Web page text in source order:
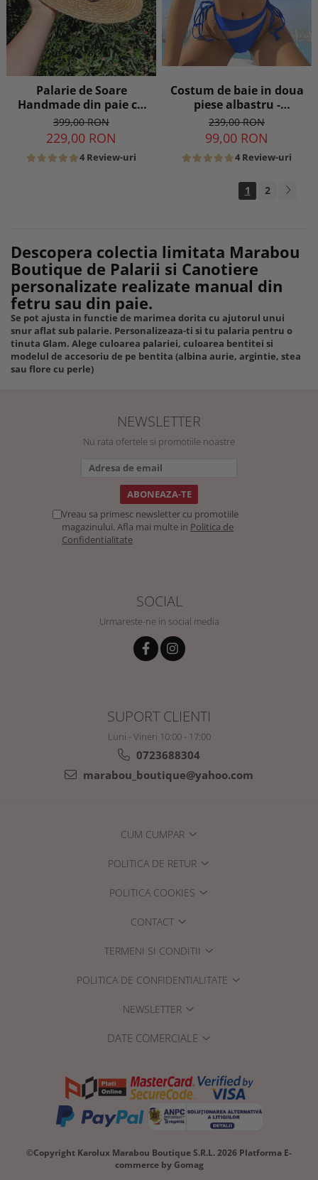
Palarie de Soare
Handmade din paie cu
Bor Lat si bentita
colorata detasabila
399,00 RON
229,00 RON
4 Review-uri
Costum de baie in doua
piese albastru -
transparent
239,00 RON
99,00 RON
4 Review-uri
1 2
Descopera colectia limitata Marabou
Boutique de Palarii si Canotiere
personalizate realizate manual din
fetru sau din paie.
Se pot ajusta in functie de marimea dorita cu ajutorul unui
snur aflat sub palarie. Personalizeaza-ti si tu palaria pentru o
tinuta Glam. Alege culoarea palariei, culoarea bentitei si
modelul de accesoriu de pe bentita (albina aurie, argintie, stea
sau flore cu perle)
NEWSLETTER
Nu rata ofertele si promotiile noastre
Vreau sa primesc newsletter cu promotiile
magazinului. Afla mai multe in Politica de
Confidentialitate
SOCIAL
Urmareste-ne in social media
SUPORT CLIENTI
Luni - Vineri 10:00 - 17:00
0723688304
marabou_boutique@yahoo.com
CUM CUMPAR
POLITICA DE RETUR
POLITICA COOKIES
CONTACT
TERMENI SI CONDITII
POLITICA DE CONFIDENTIALITATE
NEWSLETTER
DATE COMERCIALE
©Copyright Karolux Marabou Boutique S.R.L. 2026 Platforma E-
commerce by Gomag